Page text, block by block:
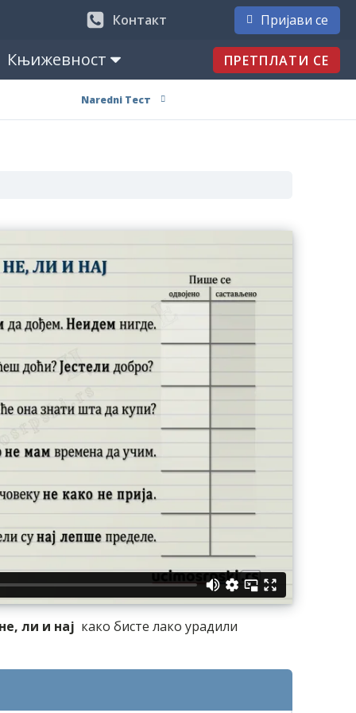
Контакт Пријави се
Књижевност ПРЕТПЛАТИ СЕ
Naredni Тест
ли и нај како бисте лако урадили